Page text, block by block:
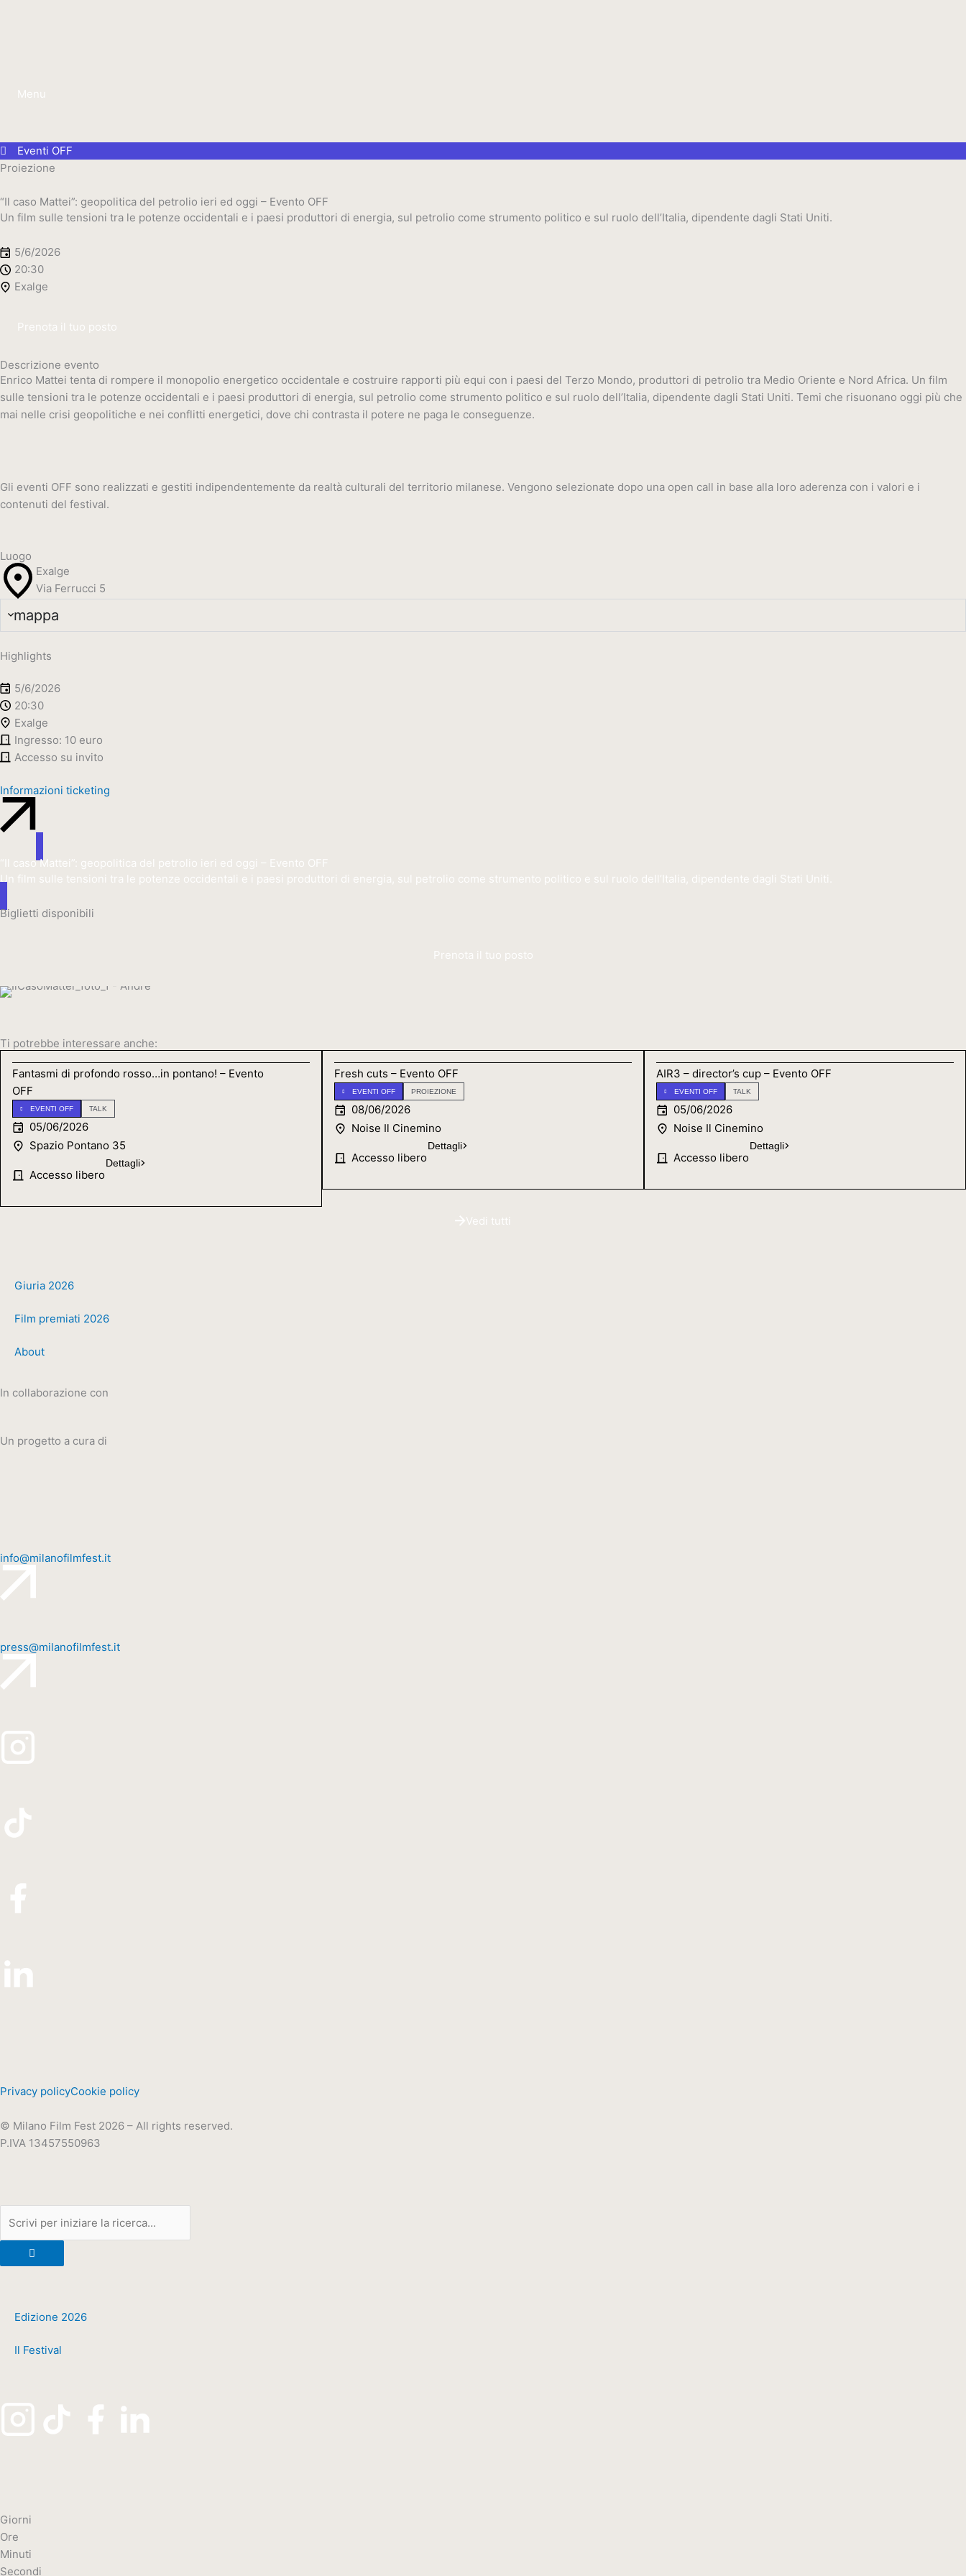
Menu
Eventi OFF
Proiezione
“Il caso Mattei”: geopolitica del petrolio ieri ed oggi – Evento OFF
Un film sulle tensioni tra le potenze occidentali e i paesi produttori di energia, sul petrolio come strumento politico e sul ruolo dell’Italia, dipendente dagli Stati Uniti.
5/6/2026
20:30
Exalge
Prenota il tuo posto
Descrizione evento
Enrico Mattei tenta di rompere il monopolio energetico occidentale e costruire rapporti più equi con i paesi del Terzo Mondo, produttori di petrolio tra Medio Oriente e Nord Africa. Un film
sulle tensioni tra le potenze occidentali e i paesi produttori di energia, sul petrolio come strumento politico e sul ruolo dell’Italia, dipendente dagli Stati Uniti. Temi che risuonano oggi più che
mai nelle crisi geopolitiche e nei conflitti energetici, dove chi contrasta il potere ne paga le conseguenze.
Gli eventi OFF sono realizzati e gestiti indipendentemente da realtà culturali del territorio milanese. Vengono selezionate dopo una open call in base alla loro aderenza con i valori e i
contenuti del festival.
Luogo
Exalge
Via Ferrucci 5
mappa
Highlights
5/6/2026
20:30
Exalge
Ingresso: 10 euro
Accesso su invito
Informazioni ticketing
“Il caso Mattei”: geopolitica del petrolio ieri ed oggi – Evento OFF
Un film sulle tensioni tra le potenze occidentali e i paesi produttori di energia, sul petrolio come strumento politico e sul ruolo dell’Italia, dipendente dagli Stati Uniti.
Biglietti disponibili
Prenota il tuo posto
Ti potrebbe interessare anche:
Fantasmi di profondo rosso…in pontano! – Evento
OFF
EVENTI OFF TALK
05/06/2026
Spazio Pontano 35
Accesso libero
Dettagli
Fresh cuts – Evento OFF
EVENTI OFF PROIEZIONE
08/06/2026
Noise Il Cinemino
Accesso libero
Dettagli
AIR3 – director’s cup – Evento OFF
EVENTI OFF TALK
05/06/2026
Noise Il Cinemino
Accesso libero
Dettagli
Vedi tutti
Giuria 2026
Film premiati 2026
About
In collaborazione con
Un progetto a cura di
info@milanofilmfest.it
press@milanofilmfest.it
Privacy policyCookie policy
© Milano Film Fest 2026 – All rights reserved.
P.IVA 13457550963
Edizione 2026
Il Festival
Giorni
Ore
Minuti
Secondi